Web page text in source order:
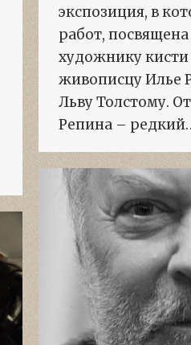
экспозиция, в
работ,
художнику
живописцу Илье
Льву Толстому.
Репина –